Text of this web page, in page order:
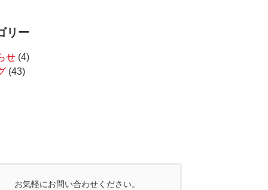
リー
せ (4)
(43)
お気軽にお問い合わせください。